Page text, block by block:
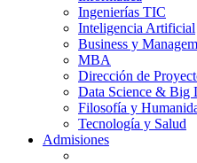
Ingenierías TIC
Inteligencia Artificial
Business y
MBA
Dirección de
Data Science & Big
Filosofía y
Tecnología y Salud
Admisiones